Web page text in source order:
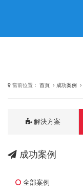
當前位置： 首頁 成功案例
解決方案
成功案例
全部案例